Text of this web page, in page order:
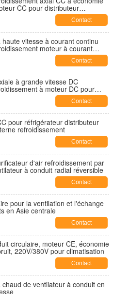
CC pour distributeur
Contact
vitesse à courant continu
moteur à courant
de chaleur de la machine
Contact
à grande vitesse DC
à moteur DC pour
électronique Contact
pour réfrigérateur distributeur
refroidissement
Contact
d'air refroidissement par
à conduit radial réversible
Contact
pour la ventilation et l'échange
en Asie centrale
Contact
circulaire, moteur CE, économie
220V/380V pour climatisation
Contact
chaud de ventilateur à conduit en